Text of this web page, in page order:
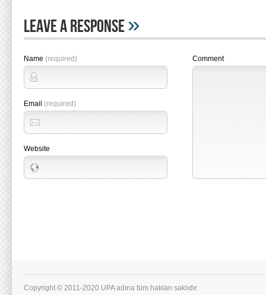
Leave A Response»
Name (required)
Email (required)
Website
Comment
Copyright © 2011-2020 UPA adına tüm hakları saklıdır.